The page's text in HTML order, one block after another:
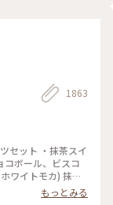
、 一枚ずつ違う
#お取り寄せ #手み
1863
セット ・抹茶スイ
コボール、ビスコ
ワイトモカ) 抹茶
2本用意して頂い
抹茶三昧#
もっとみる